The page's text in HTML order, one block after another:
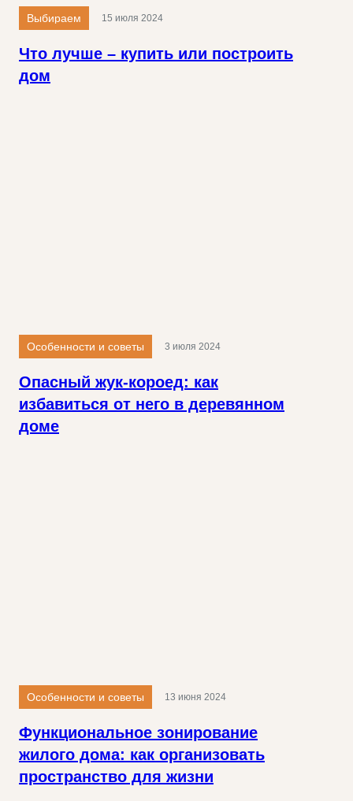
Выбираем
Что лучше – купить или построить
дом
15 июля 2024
Особенности и советы
Опасный жук-короед: как
избавиться от него в деревянном
доме
3 июля 2024
Особенности и советы
Функциональное зонирование
жилого дома: как организовать
пространство для жизни
13 июня 2024